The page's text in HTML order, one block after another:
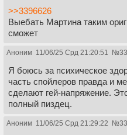
>>3396626
Выебать Мартина таким
сможет
Аноним 11/06/25 Срд 21:20:51 №
Я боюсь за психическое
часть спойлеров правда и
сделают гей-напряжение.
полный пиздец.
Аноним 11/06/25 Срд 21:29:22 №